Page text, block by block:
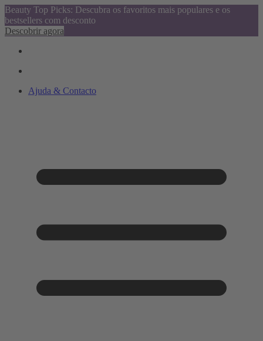
Beauty Top Picks: Descubra os favoritos mais populares e os
bestsellers com desconto
Descobrir agora
Ajuda & Contacto